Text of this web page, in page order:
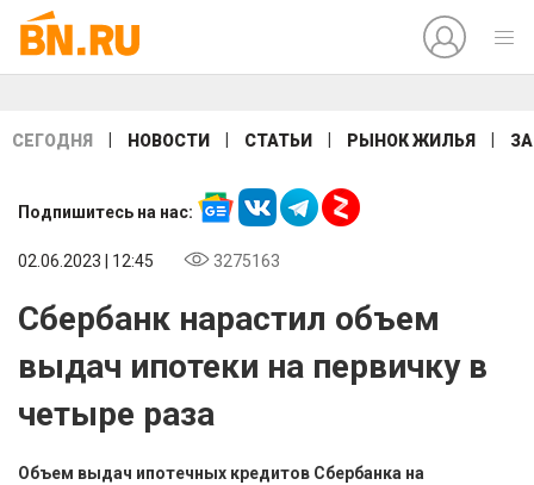
СЕГОДНЯ НОВОСТИ СТАТЬИ РЫНОК ЖИЛЬЯ
Подпишитесь на нас:
02.06.2023 | 12:45 3275163
Сбербанк нарастил объем
выдач ипотеки на первичку в
четыре раза
Объем выдач ипотечных кредитов Сбербанка на